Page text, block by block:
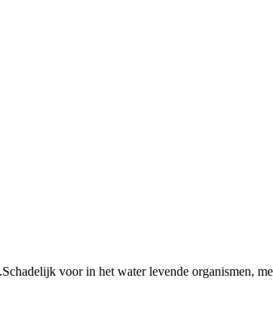
Schadelijk voor in het water levende organismen,